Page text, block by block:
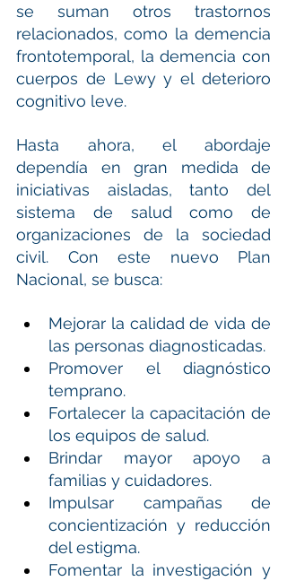
se suman otros trastornos
relacionados, como la demencia
frontotemporal, la demencia con
cuerpos de Lewy y el deterioro
cognitivo leve.
Hasta ahora, el abordaje
dependía en gran medida de
iniciativas aisladas, tanto del
sistema de salud como de
organizaciones de la sociedad
civil. Con este nuevo Plan
Nacional, se busca:
Mejorar la calidad de vida de
las personas diagnosticadas.
Promover el diagnóstico
temprano.
Fortalecer la capacitación de
los equipos de salud.
Brindar mayor apoyo a
familias y cuidadores.
Impulsar campañas de
concientización y reducción
del estigma.
Fomentar la investigación y